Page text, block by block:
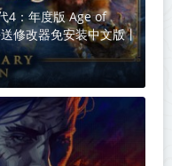
4：年度版 Age of
修改器免安装中文版丨